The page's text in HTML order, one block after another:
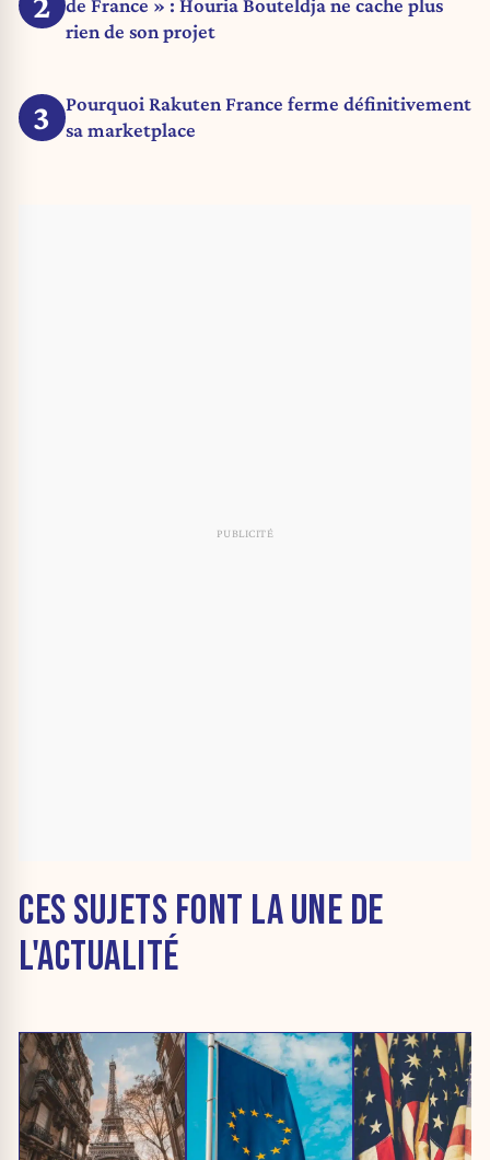
de France » : Houria Bouteldja ne cache plus
rien de son projet
3
Pourquoi Rakuten France ferme définitivement
sa marketplace
CES SUJETS FONT LA UNE DE
L'ACTUALITÉ